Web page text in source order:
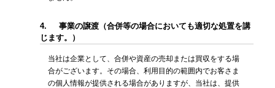
4.
事業の譲渡（合併等の場合においても適切な処置を講
じます。）
当社は企業として、合併や資産の売却または買収をする場
合がございます。その場合、利用目的の範囲内でお客さま
の個人情報が提供される場合がありますが、当社は、提供